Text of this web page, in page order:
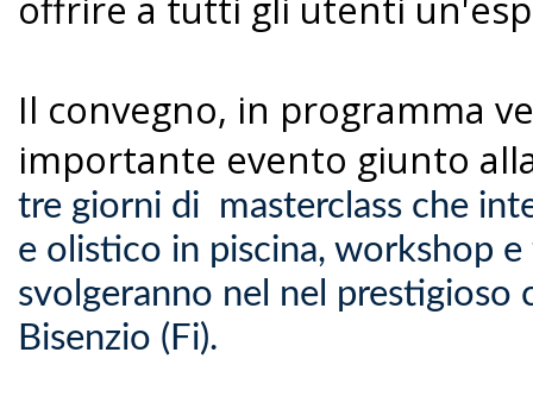
Il convegno, in programma
importante evento giunto
tre giorni di masterclass che
e olistico in piscina, workshop
svolgeranno nel nel prestigioso
Bisenzio (Fi).